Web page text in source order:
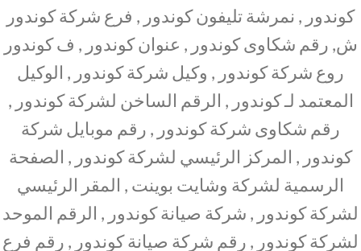
كوندور , نمرشة تليفون كوندور , فرع شركة كوندور
ش, رقم شكاوى كوندور , عنوان كوندور , ف كوندور
روع شركة كوندور , وكيل شركة كوندور , الوكيل
المعتمد لـ كوندور , الرقم الساخن لشركة كوندور ,
رقم شكاوى شركة كوندور , رقم موبايل شركة
كوندور , المركز الرئيسي لشركة كوندور , الصفحة
الرسمية لشركة وشايت بوينت , المقر الرئيسي
لشركة كوندور , شركة صيانة كوندور , الرقم الموحد
لشركة كوندور , رقم شركة صيانة كوندور , رقم فرع